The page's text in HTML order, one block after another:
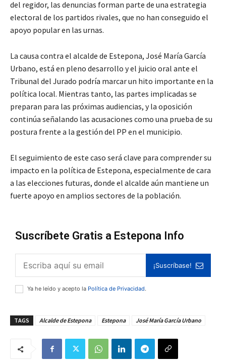
del regidor, las denuncias forman parte de una estrategia
electoral de los partidos rivales, que no han conseguido el
apoyo popular en las urnas.
La causa contra el alcalde de Estepona, José María García
Urbano, está en pleno desarrollo y el juicio oral ante el
Tribunal del Jurado podría marcar un hito importante en la
política local. Mientras tanto, las partes implicadas se
preparan para las próximas audiencias, y la oposición
continúa señalando las acusaciones como una prueba de su
postura frente a la gestión del PP en el municipio.
El seguimiento de este caso será clave para comprender su
impacto en la política de Estepona, especialmente de cara
a las elecciones futuras, donde el alcalde aún mantiene un
fuerte apoyo en amplios sectores de la población.
Suscríbete Gratis a Estepona Info
¡Suscríbase!
Ya he leído y acepto la Política de Privacidad.
TAGS Alcalde de Estepona Estepona José María García Urbano